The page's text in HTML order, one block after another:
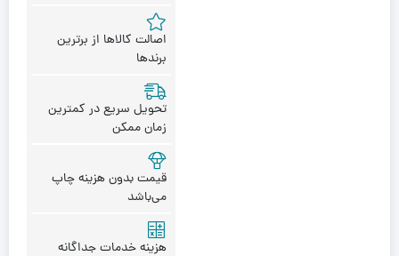
اصالت کالاها از برترین
برندها
تحویل سریع در کمترین
زمان ممکن
قیمت بدون هزینه چاپ
می‌باشد
هزینه خدمات جداگانه